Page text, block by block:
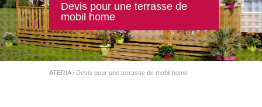
Devis pour une terrasse de
mobil home
ATERIA/ Devis pour une terrasse de mobil home